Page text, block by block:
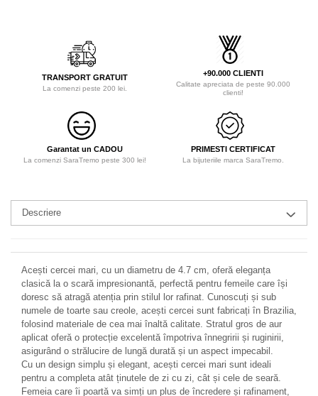
TRANSPORT GRATUIT
La comenzi peste 200 lei.
+90.000 CLIENTI
Calitate apreciata de peste 90.000
clienti!
Garantat un CADOU
La comenzi SaraTremo peste 300 lei!
PRIMESTI CERTIFICAT
La bijuteriile marca SaraTremo.
Descriere
Acești cercei mari, cu un diametru de 4.7 cm, oferă eleganța
clasică la o scară impresionantă, perfectă pentru femeile care își
doresc să atragă atenția prin stilul lor rafinat. Cunoscuți și sub
numele de toarte sau creole, acești cercei sunt fabricați în Brazilia,
folosind materiale de cea mai înaltă calitate. Stratul gros de aur
aplicat oferă o protecție excelentă împotriva înnegririi și ruginirii,
asigurând o strălucire de lungă durată și un aspect impecabil.
Cu un design simplu și elegant, acești cercei mari sunt ideali
pentru a completa atât ținutele de zi cu zi, cât și cele de seară.
Femeia care îi poartă va simți un plus de încredere și rafinament,